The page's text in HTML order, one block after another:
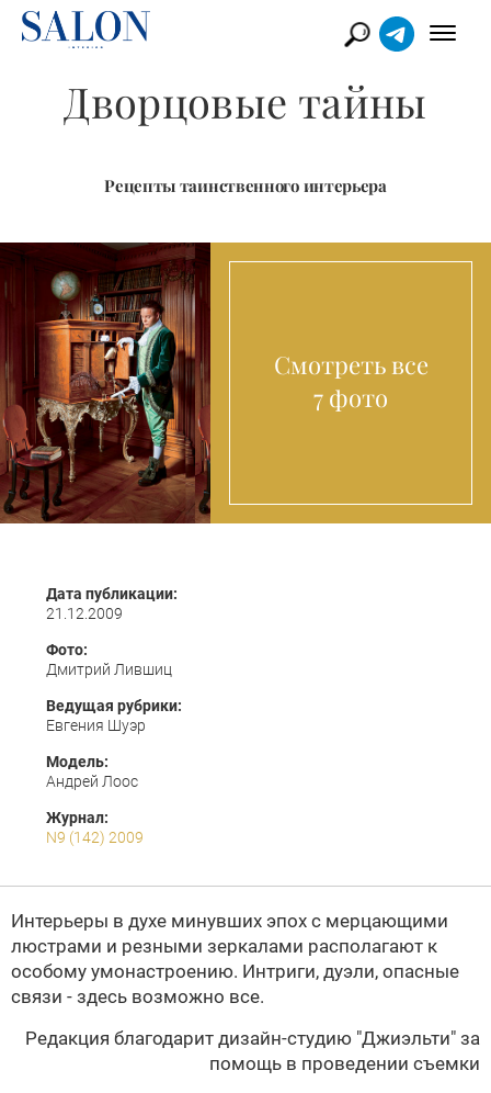
Дворцовые тайны
Рецепты таинственного интерьера
Смотреть все
7 фото
Дата публикации:
21.12.2009
Фото:
Дмитрий Лившиц
Ведущая рубрики:
Евгения Шуэр
Модель:
Андрей Лоос
Журнал:
N9 (142) 2009
Интерьеры в духе минувших эпох с мерцающими
люстрами и резными зеркалами располагают к
особому умонастроению. Интриги, дуэли, опасные
связи - здесь возможно все.
Редакция благодарит дизайн-студию "Джиэльти" за
помощь в проведении съемки